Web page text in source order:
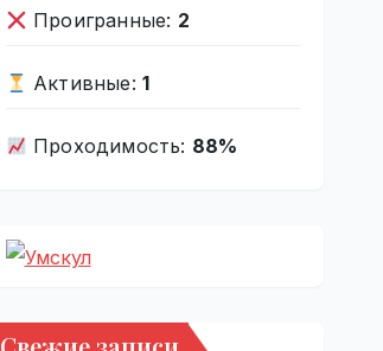
Проигранные: 2
Активные: 1
Проходимость: 88%